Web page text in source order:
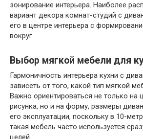
зонирование интерьера. Наиболее
вариант декора комнат-студий с
его в центре интерьера с
вокруг.
Выбор мягкой мебели для
Гармоничность интерьера кухни с
зависеть от того, какой тип мягкой
Важно ориентироваться не только на
рисунка, но и на форму, размеры
его эксплуатации, поскольку в 10-
такая мебель часто используется
целей.